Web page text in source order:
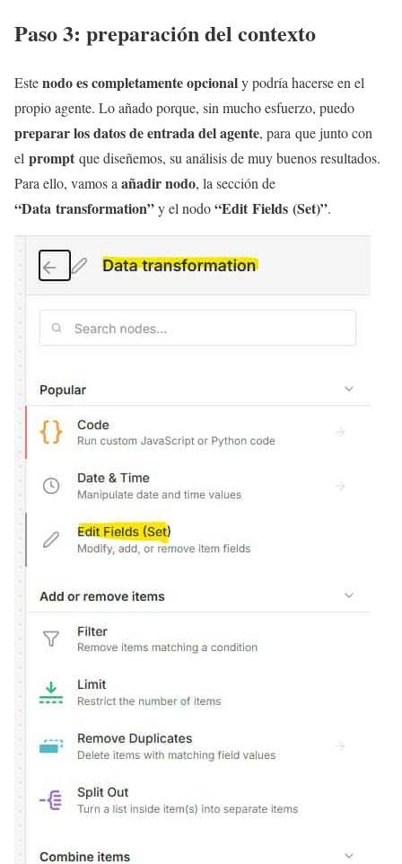
Paso 3: preparación del contexto
Estenodo es completamente opcionaly podría hacerse en el
propio agente. Lo añado porque, sin mucho esfuerzo, puedo
preparar los datos de entrada del agente, para que junto con
el prompt que diseñemos, su análisis de muy buenos resultados.
Para ello, vamos a añadir nodo, la sección de
“Data transformation”y el nodo“Edit Fields (Set)”.